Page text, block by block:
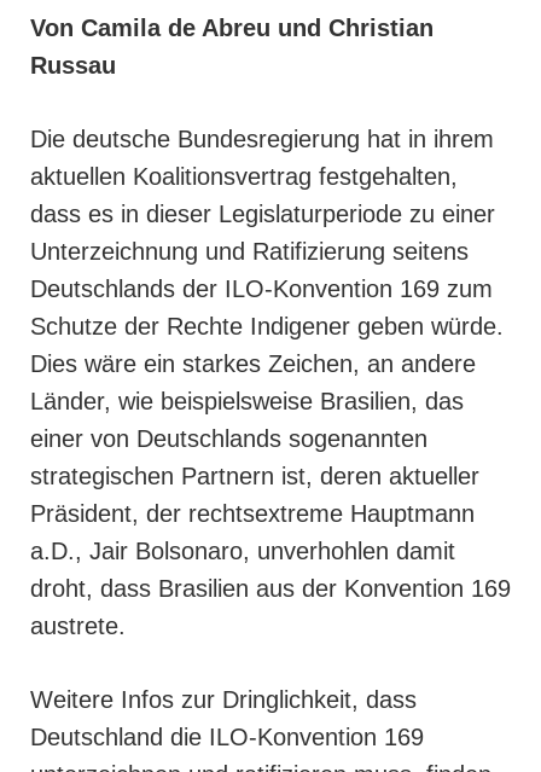
Von Camila de Abreu und Christian
Russau
Die deutsche Bundesregierung hat in ihrem
aktuellen Koalitionsvertrag festgehalten,
dass es in dieser Legislaturperiode zu einer
Unterzeichnung und Ratifizierung seitens
Deutschlands der ILO-Konvention 169 zum
Schutze der Rechte Indigener geben würde.
Dies wäre ein starkes Zeichen, an andere
Länder, wie beispielsweise Brasilien, das
einer von Deutschlands sogenannten
strategischen Partnern ist, deren aktueller
Präsident, der rechtsextreme Hauptmann
a.D., Jair Bolsonaro, unverhohlen damit
droht, dass Brasilien aus der Konvention 169
austrete.
Weitere Infos zur Dringlichkeit, dass
Deutschland die ILO-Konvention 169